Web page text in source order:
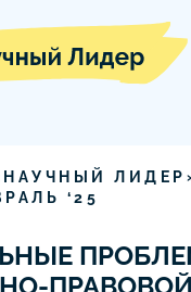
‘25